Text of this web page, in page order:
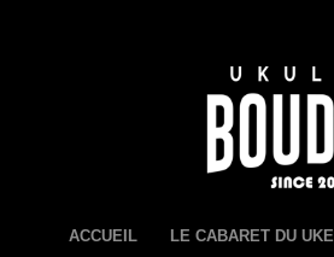
ACCUEIL LE CABARET DU UKE